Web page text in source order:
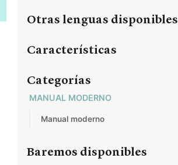
Otras lenguas disponibles
Características
Categorías
MANUAL MODERNO
Manual moderno
Baremos disponibles